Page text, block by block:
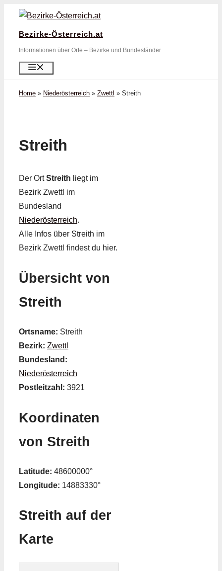
Zum
springen
Bezirke-Österreich.at
Informationen über Orte – Bezirke und Bundesländer
Home » Niederösterreich » Zwettl » Streith
Streith
Der OrtStreith liegt im
Bezirk Zwettl im
Bundesland
Niederösterreich.
Alle Infos über Streith im
Bezirk Zwettl findest du hier.
Übersicht von
Streith
Ortsname: Streith
Bezirk: Zwettl
Bundesland:
Niederösterreich
Postleitzahl: 3921
Koordinaten
von Streith
Latitude: 48600000°
Longitude: 14883330°
Streith auf der
Karte